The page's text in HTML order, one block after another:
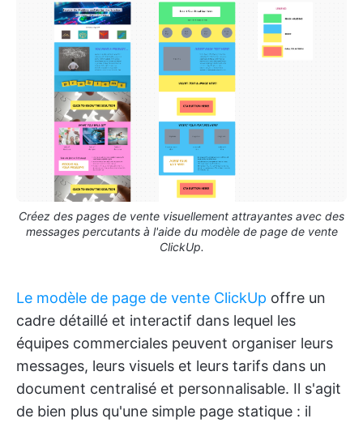
Créez des pages de vente visuellement attrayantes avec des
messages percutants à l'aide du modèle de page de vente
ClickUp.
Le modèle de page de vente ClickUp offre un
cadre détaillé et interactif dans lequel les
équipes commerciales peuvent organiser leurs
messages, leurs visuels et leurs tarifs dans un
document centralisé et personnalisable. Il s'agit
de bien plus qu'une simple page statique : il